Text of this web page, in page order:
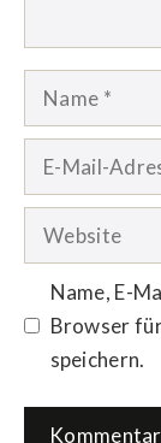
Name
Website
Name, E-
Browser
speichern.